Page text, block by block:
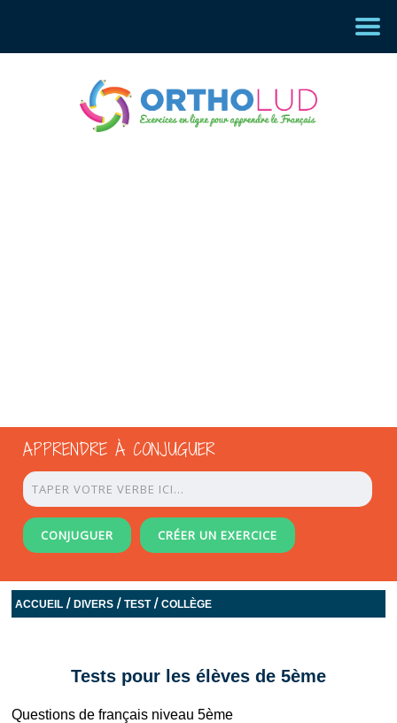
APPRENDRE À CONJUGUER
CONJUGUER CRÉER UN EXERCICE
ACCUEIL /DIVERS /TEST/COLLÈGE
Tests pour les élèves de 5ème
Questions de français niveau 5ème